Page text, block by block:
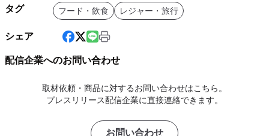
タグ フード・飲食 レジャー・旅行
シェア
配信企業へのお問い合わせ
取材依頼・商品に対するお問い合わせはこちら。
プレスリリース配信企業に直接連絡できます。
お問い合わせ